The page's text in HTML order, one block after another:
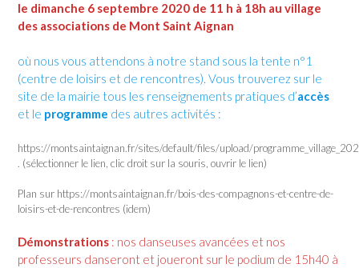
le dimanche 6 septembre 2020 de 11 h à 18h au village
des associations de Mont Saint Aignan
où nous vous attendons à notre stand sous la tente n°1
(centre de loisirs et de rencontres). Vous trouverez sur le
site de la mairie tous les renseignements pratiques d’accès
et le programme des autres activités :
https://montsaintaignan.fr/sites/default/files/upload/
. (sélectionner le lien, clic droit sur la souris, ouvrir le lien)
Plan sur https://montsaintaignan.fr/bois-des-compagnons-et-centre-de-
loisirs-et-de-rencontres (idem)
Démonstrations : nos danseuses avancées et nos
professeurs danseront et joueront sur le podium de 15h40 à